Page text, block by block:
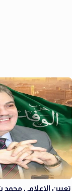
تعيين الاعلامى